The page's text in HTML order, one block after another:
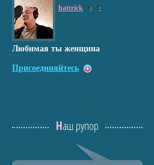
hattrick 6 1
Любимая ты женщина
Присоединяйтесь
Наш рупор